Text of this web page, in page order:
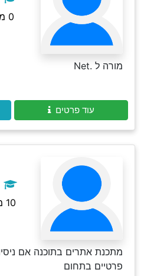
0 משובים
מורה ל .Net
עוד פרטים
10 משובים
מתכנת אתרים בתוכנה אם
פרטיים בתחום